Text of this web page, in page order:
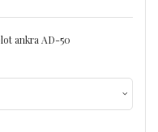
ankra AD-50